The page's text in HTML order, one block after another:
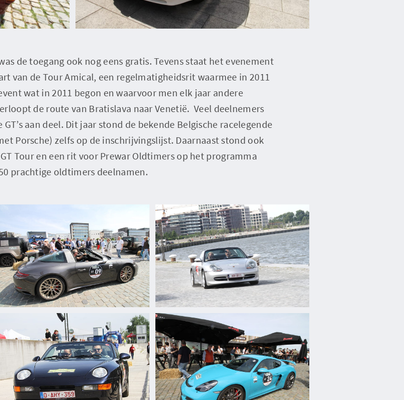
de toegang ook nog eens gratis. Tevens staat het evenement
van de Tour Amical, een regelmatigheidsrit waarmee in 2011
wat in 2011 begon en waarvoor men elk jaar andere
de route van Bratislava naar Venetië. Veel deelnemers
aan deel. Dit jaar stond de bekende Belgische racelegende
Porsche) zelfs op de inschrijvingslijst. Daarnaast stond ook
Tour en een rit voor Prewar Oldtimers op het programma
prachtige oldtimers deelnamen.